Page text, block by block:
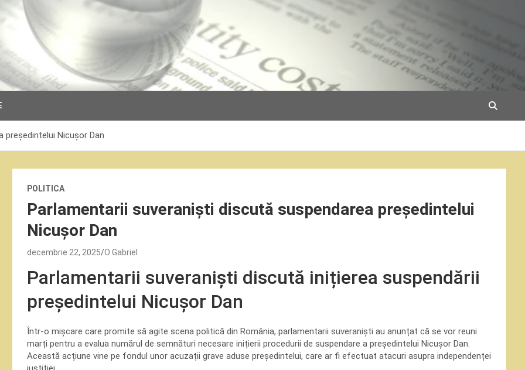
președintelui Nicușor Dan
POLITICA
Parlamentarii suveraniști discută suspendarea președintelui
Nicușor Dan
decembrie 22, 2025 O Gabriel
Parlamentarii suveraniști discută inițierea suspendării
președintelui Nicușor Dan
Într-o mișcare care promite să agite scena politică din România, parlamentarii suveraniști au anunțat că se vor reuni
marți pentru a evalua numărul de semnături necesare inițierii procedurii de suspendare a președintelui Nicușor Dan.
Această acțiune vine pe fondul unor acuzații grave aduse președintelui, care ar fi efectuat atacuri asupra independenței